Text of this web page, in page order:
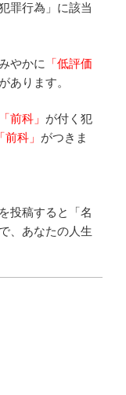
罪行為」に該当
やかに
「低評価
あります。
「前科」 が付く犯
「前科」 がつきま
投稿すると「名
、あなたの人生